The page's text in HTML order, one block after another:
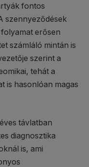
fontos
szennyeződések
erősen
számláló mintán is
szerint a
tehát a
is hasonlóan magas
távlatban
diagnosztika
is, ami